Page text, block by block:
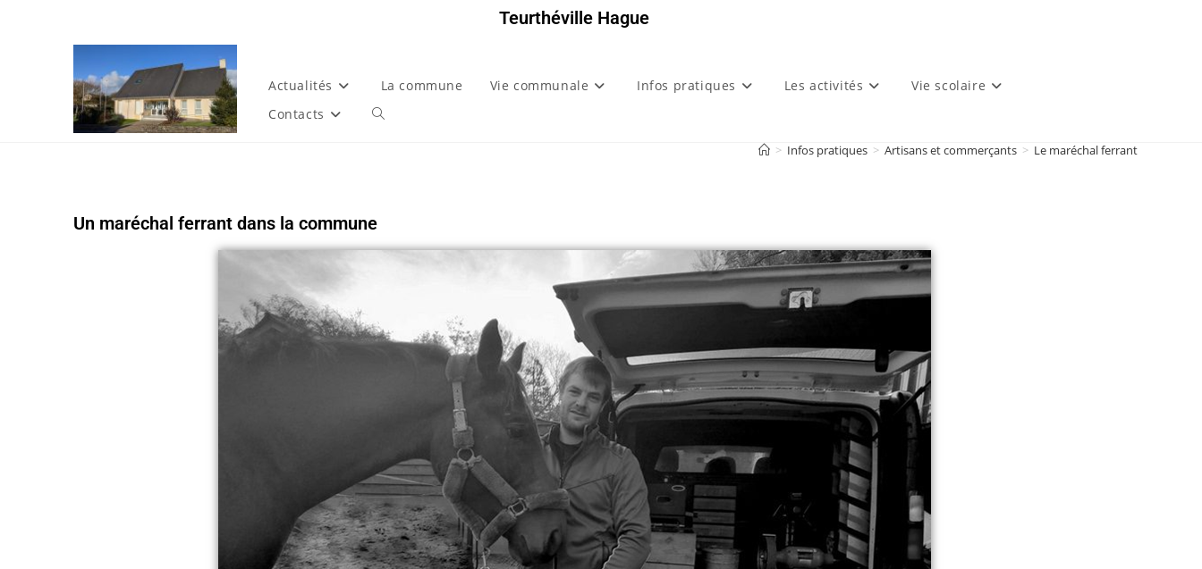
Teurthéville Hague
Actualités La commune Vie communale Infos pratiques Les activités
Vie scolaire
Contacts
> Infos pratiques > Artisans et commerçants > Le maréchal ferrant
Un maréchal ferrant dans la commune